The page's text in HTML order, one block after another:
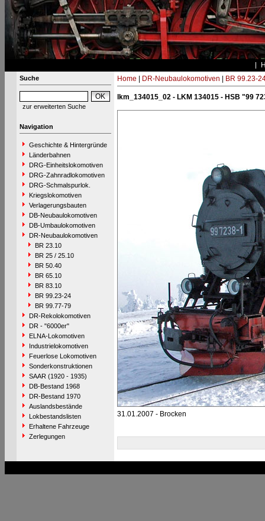
Suche
zur erweiterten Suche
Navigation
Geschichte & Hintergründe
Länderbahnen
DRG-Einheitslokomotiven
DRG-Zahnradlokomotiven
DRG-Schmalspurlok.
Kriegslokomotiven
Verlagerungsbauten
DB-Neubaulokomotiven
DB-Umbaulokomotiven
DR-Neubaulokomotiven
BR 23.10
BR 25 / 25.10
BR 50.40
BR 65.10
BR 83.10
BR 99.23-24
BR 99.77-79
DR-Rekolokomotiven
DR - "6000er"
ELNA-Lokomotiven
Industrielokomotiven
Feuerlose Lokomotiven
Sonderkonstruktionen
SAAR (1920 - 1935)
DB-Bestand 1968
DR-Bestand 1970
Auslandsbestände
Lokbestandslisten
Erhaltene Fahrzeuge
Zerlegungen
Home DR-Neubaulokomotiven BR 99.23-
lkm_134015_02 - LKM 134015 - HSB "99
31.01.2007 - Brocken